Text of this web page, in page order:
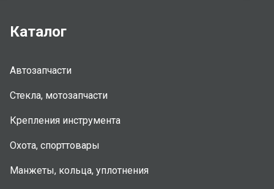
Каталог
Автозапчасти
Стекла, мотозапчасти
Крепления инструмента
Охота, спорттовары
Манжеты, кольца, уплотнения